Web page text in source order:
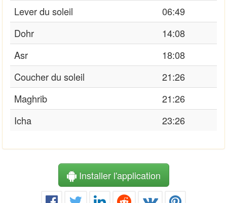
Lever du soleil
06:49
Dohr
14:08
Asr
18:08
Coucher du soleil
21:26
Maghrib
21:26
Icha
23:26
Installer l'application